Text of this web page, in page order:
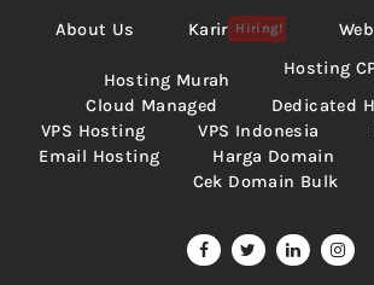
About Us Karir Hiring!
Hosting Murah
Hosting
Cloud Managed
Dedicated
VPS Hosting
VPS Indonesia
Email Hosting
Harga Domain
Cek Domain Bulk